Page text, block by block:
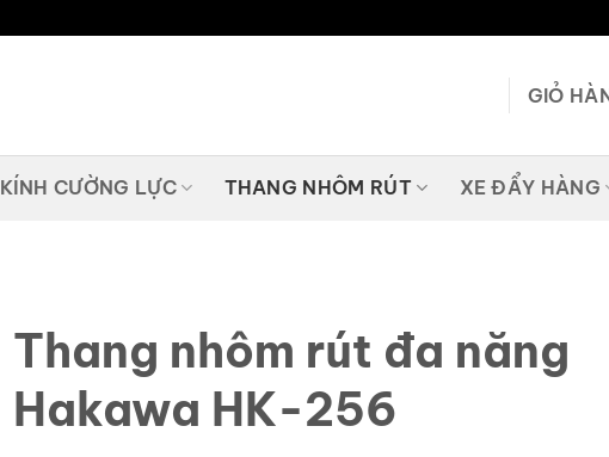
GIỎ
KÍNH CƯỜNG LỰC THANG NHÔM RÚT XE ĐẨY HÀNG
Thang nhôm rút đa năng
Hakawa HK-256